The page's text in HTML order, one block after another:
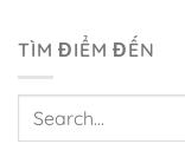
TÌM ĐIỂM ĐẾN